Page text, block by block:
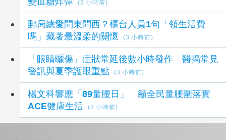
(3 小時前)
郵局總愛問東問西？櫃台人員1句「領生活費
嗎」藏著最溫柔的關懷
(3 小時前)
「眼睛曬傷」症狀常延後數小時發作 醫揭常見
警訊與夏季護眼重點
(3 小時前)
楊文科響應「89量腰日」 籲全民量腰圍落實
ACE健康生活
(3 小時前)